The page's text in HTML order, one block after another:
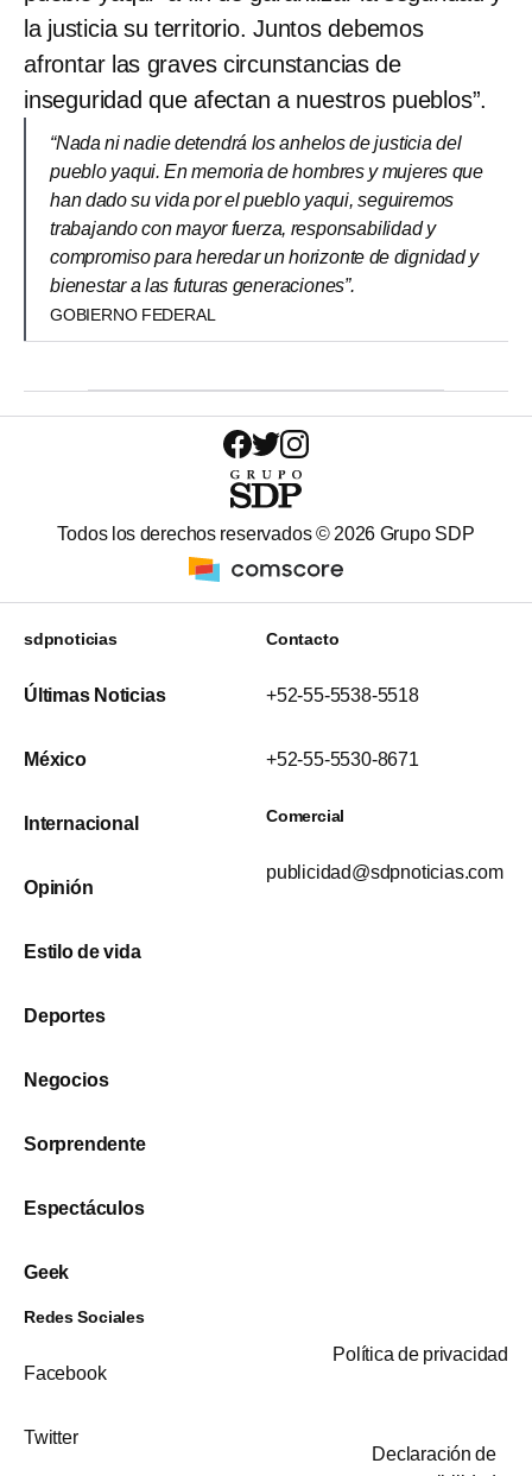
la justicia su territorio. Juntos debemos
afrontar las graves circunstancias de
inseguridad que afectan a nuestros pueblos”.
“Nada ni nadie detendrá los anhelos de justicia del
pueblo yaqui. En memoria de hombres y mujeres que
han dado su vida por el pueblo yaqui, seguiremos
trabajando con mayor fuerza, responsabilidad y
compromiso para heredar un horizonte de dignidad y
bienestar a las futuras generaciones”.
GOBIERNO FEDERAL
Todos los derechos reservados © 2026 Grupo SDP
sdpnoticias
Últimas Noticias
México
Internacional
Opinión
Estilo de vida
Deportes
Negocios
Sorprendente
Espectáculos
Geek
Contacto
+52-55-5538-5518
+52-55-5530-8671
Comercial
publicidad@sdpnoticias.com
Redes Sociales
Facebook
Twitter
Política de privacidad
Declaración de